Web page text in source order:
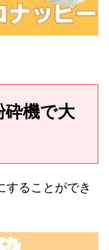
砕機で大
することができ